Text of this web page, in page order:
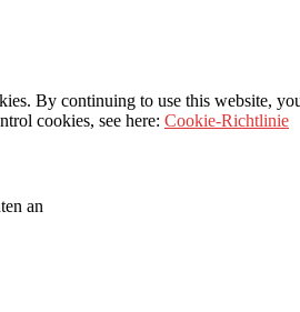
By continuing to use this website,
cookies, see here: Cookie-Richtlinie
an